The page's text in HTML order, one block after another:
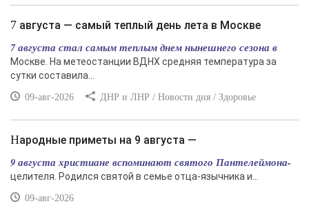
7 августа — самый теплый день лета в Москве
7 августа стал самым теплым днем нынешнего сезона в
Москве. На метеостанции ВДНХ средняя температура за
сутки составила...
09-авг-2026 ДНР и ЛНР / Новости дня / Здоровье
Народные приметы на 9 августа —
9 августа христиане вспоминают святого Пантелеймона-
целителя. Родился святой в семье отца-язычника и...
09-авг-2026